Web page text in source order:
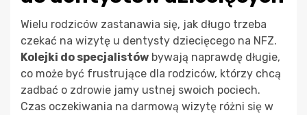
Wielu rodziców zastanawia się, jak długo trzeba
czekać na wizytę u dentysty dziecięcego na NFZ.
Kolejki do specjalistów bywają naprawdę długie,
co może być frustrujące dla rodziców, którzy chcą
zadbać o zdrowie jamy ustnej swoich pociech.
Czas oczekiwania na darmową wizytę różni się w